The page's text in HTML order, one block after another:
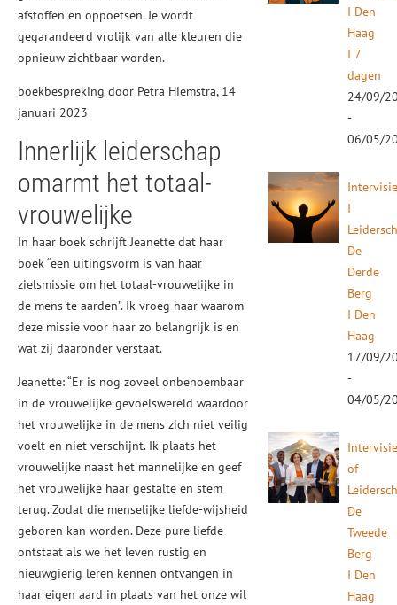
afstoffen en oppoetsen. Je wordt
gegarandeerd vrolijk van alle kleuren die
opnieuw zichtbaar worden.
boekbespreking door Petra Hiemstra, 14
januari 2023
Innerlijk leiderschap
omarmt het totaal-
vrouwelijke
In haar boek schrijft Jeanette dat haar
boek “een uitingsvorm is van haar
zielsmissie om het totaal-vrouwelijke in
de mens te aarden”. Ik vroeg haar waarom
deze missie voor haar zo belangrijk is en
wat zij daaronder verstaat.
Jeanette: “Er is nog zoveel onbenoembaar
in de vrouwelijke gevoelswereld waardoor
het vrouwelijke in de mens zich niet veilig
voelt en niet verschijnt. Ik plaats het
vrouwelijke naast het mannelijke en geef
het vrouwelijke haar gestalte en stem
terug. Zodat die menselijke liefde-wijsheid
geboren kan worden. Deze pure liefde
ontstaat als we het leven rustig en
nieuwgierig leren kennen ontvangen in
haar eigen aard in plaats van het onze wil
I Den
Haag
I 7
dagen
24/09/
-
06/05/
I
De
Derde
Berg
I Den
Haag
17/09/
-
04/05/
of
De
Tweede
Berg
I Den
Haag